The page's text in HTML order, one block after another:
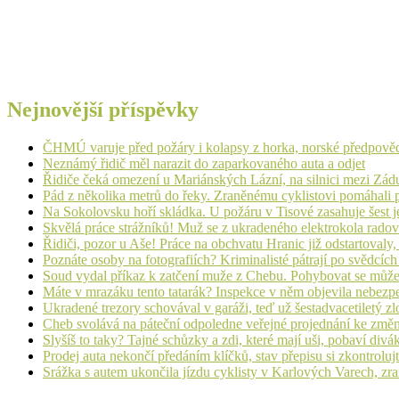
Nejnovější příspěvky
ČHMÚ varuje před požáry i kolapsy z horka, norské
Neznámý řidič měl narazit do zaparkovaného auta a odjet
Řidiče čeká omezení u Mariánských Lázní, na silnici mezi
Pád z několika metrů do řeky. Zraněnému cyklistovi pomáhali
Na Sokolovsku hoří skládka. U požáru v Tisové zasahuje šest
Skvělá práce strážníků! Muž se z ukradeného elektrokola
Řidiči, pozor u Aše! Práce na obchvatu Hranic již
Poznáte osoby na fotografiích? Kriminalisté pátrají po
Soud vydal příkaz k zatčení muže z Chebu. Pohybovat se
Máte v mrazáku tento tatarák? Inspekce v něm objevila
Ukradené trezory schovával v garáži, teď už šestadvacetiletý
Cheb svolává na páteční odpoledne veřejné projednání ke
Slyšíš to taky? Tajné schůzky a zdi, které mají uši, pobaví
Prodej auta nekončí předáním klíčků, stav přepisu si
Srážka s autem ukončila jízdu cyklisty v Karlových Varech,